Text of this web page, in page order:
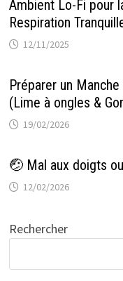
Ambient Lo-Fi pour
Respiration
12/11/2025
Préparer un
(Lime à ongles &
19/02/2026
🤕 Mal aux doigts
12/02/2026
Rechercher